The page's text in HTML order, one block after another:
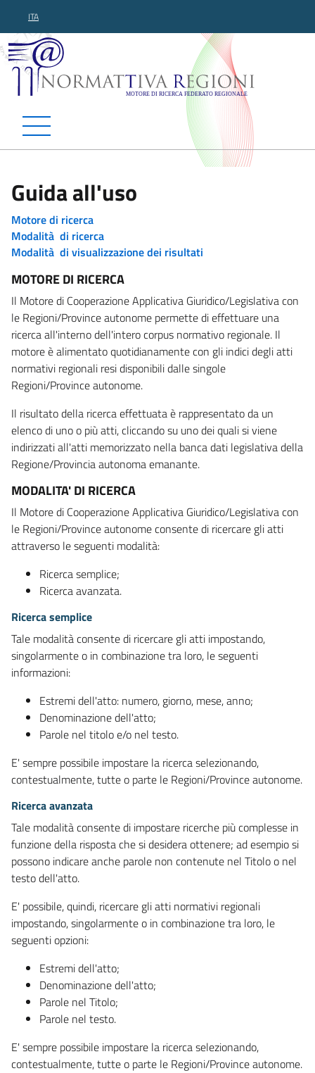
ITA
Normattiva Regioni -
Guida all'uso
Motore di ricerca
Modalità di ricerca
Modalità di visualizzazione dei risultati
MOTORE DI RICERCA
Il Motore di Cooperazione Applicativa Giuridico/Legislativa con
le Regioni/Province autonome permette di effettuare una
ricerca all'interno dell'intero corpus normativo regionale. Il
motore è alimentato quotidianamente con gli indici degli atti
normativi regionali resi disponibili dalle singole
Regioni/Province autonome.
Il risultato della ricerca effettuata è rappresentato da un
elenco di uno o più atti, cliccando su uno dei quali si viene
indirizzati all'atti memorizzato nella banca dati legislativa della
Regione/Provincia autonoma emanante.
MODALITA' DI RICERCA
Il Motore di Cooperazione Applicativa Giuridico/Legislativa con
le Regioni/Province autonome consente di ricercare gli atti
attraverso le seguenti modalità:
Ricerca semplice;
Ricerca avanzata.
Ricerca semplice
Tale modalità consente di ricercare gli atti impostando,
singolarmente o in combinazione tra loro, le seguenti
informazioni:
Estremi dell'atto: numero, giorno, mese, anno;
Denominazione dell'atto;
Parole nel titolo e/o nel testo.
E' sempre possibile impostare la ricerca selezionando,
contestualmente, tutte o parte le Regioni/Province autonome.
Ricerca avanzata
Tale modalità consente di impostare ricerche più complesse in
funzione della risposta che si desidera ottenere; ad esempio si
possono indicare anche parole non contenute nel Titolo o nel
testo dell'atto.
E' possibile, quindi, ricercare gli atti normativi regionali
impostando, singolarmente o in combinazione tra loro, le
seguenti opzioni:
Estremi dell'atto;
Denominazione dell'atto;
Parole nel Titolo;
Parole nel testo.
E' sempre possibile impostare la ricerca selezionando,
contestualmente, tutte o parte le Regioni/Province autonome.